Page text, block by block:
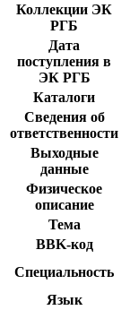
Коллекции ЭК
РГБ
Дата
поступления в
ЭК РГБ
Каталоги
Сведения об
ответственности
Выходные
данные
Физическое
описание
Тема
BBK-код
Специальность
Язык